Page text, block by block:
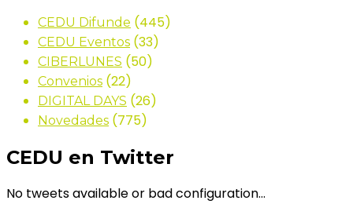
CEDU Difunde (445)
CEDU Eventos (33)
CIBERLUNES (50)
Convenios (22)
DIGITAL DAYS (26)
Novedades (775)
CEDU en Twitter
No tweets available or bad configuration...